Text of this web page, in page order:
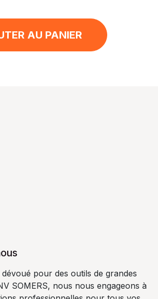
AU PANIER
pour des outils de grandes
SOMERS, nous nous engageons à